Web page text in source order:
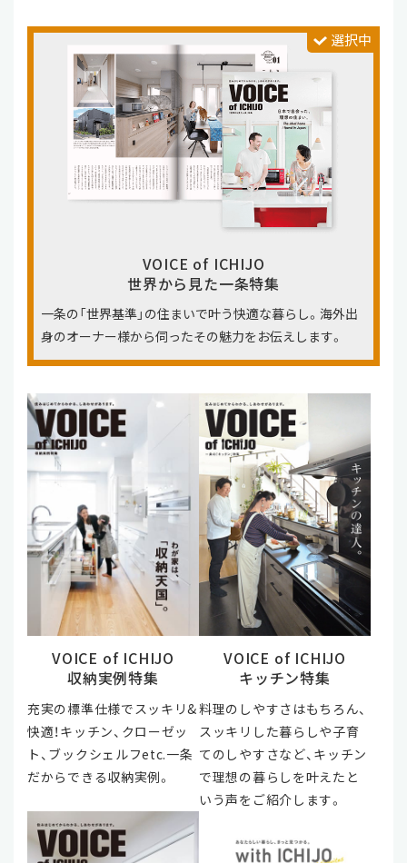
VOICE of ICHIJO
世界から見た一条特集
一条の「世界基準」の住まいで叶う快適な暮らし。海外出
身のオーナー様から伺ったその魅力をお伝えします。
VOICE of ICHIJO
収納実例特集
充実の標準仕様でスッキリ&
快適！キッチン、クローゼッ
ト、ブックシェルフetc.一条
だからできる収納実例。
VOICE of ICHIJO
キッチン特集
料理のしやすさはもちろん、
スッキリした暮らしや子育
てのしやすさなど、キッチン
で理想の暮らしを叶えたと
いう声をご紹介します。